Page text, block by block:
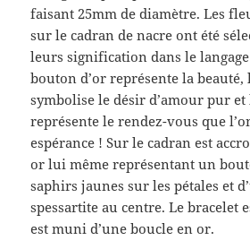
faisant 25mm de diamètre. Les
sur le cadran de nacre ont été
leurs signification dans le
bouton d’or représente la
symbolise le désir d’amour pur
représente le rendez-vous que
espérance ! Sur le cadran est
or lui même représentant un
saphirs jaunes sur les pétales et
spessartite au centre. Le bracelet
est muni d’une boucle en or.